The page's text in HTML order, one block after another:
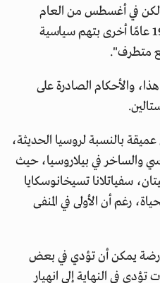
لكن في أغسطس من العام
الماضي، حُكم عليه بالسجن لمدة 19 عامًا أخرى بتهم سياسية
متطرف".
والأحكام الصادرة على
بالنسبة لروسيا الحديثة،
والساخر في بيلاروسيا، حيث
سفياتلانا تسيخانوسكايا
رغم أن الأولى في المنفى
يمكن أن تؤدي في بعض
في النهاية إلى انهيار